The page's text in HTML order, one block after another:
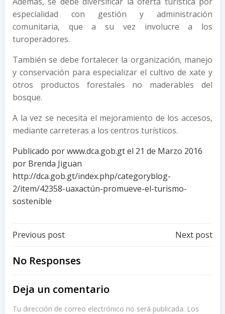
especialidad con gestión y administración
comunitaria, que a su vez involucre a los
turoperadores.
También se debe fortalecer la organización, manejo
y conservación para especializar el cultivo de xate y
otros productos forestales no maderables del
bosque.
A la vez se necesita el mejoramiento de los accesos,
mediante carreteras a los centros turísticos.
Publicado por www.dca.gob.gt el 21 de Marzo 2016
por Brenda Jiguan
http://dca.gob.gt/index.php/categoryblog-
2/item/42358-uaxactún-promueve-el-turismo-
sostenible
Post
navigation
Previous post Next post
No Responses
Deja un comentario
Tu dirección de correo electrónico no será publicada. Los